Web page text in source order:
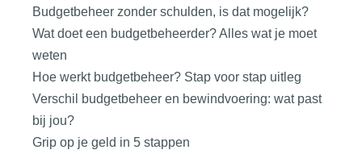
Budgetbeheer zonder schulden, is dat mogelijk?
Wat doet een budgetbeheerder? Alles wat je moet
weten
Hoe werkt budgetbeheer? Stap voor stap uitleg
Verschil budgetbeheer en bewindvoering: wat past
bij jou?
Grip op je geld in 5 stappen